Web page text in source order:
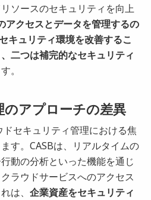
ソースのセキュリティを向上
アクセスとデータを管理するの
キュリティ環境を改善するこ
二つは補完的なセキュリティ
。
アプローチの差異
ドセキュリティ管理における焦
す。CASBは、リアルタイムの
動の分析といった機能を通じ
ラウドサービスへのアクセス
は、 企業資産をセキュリティ